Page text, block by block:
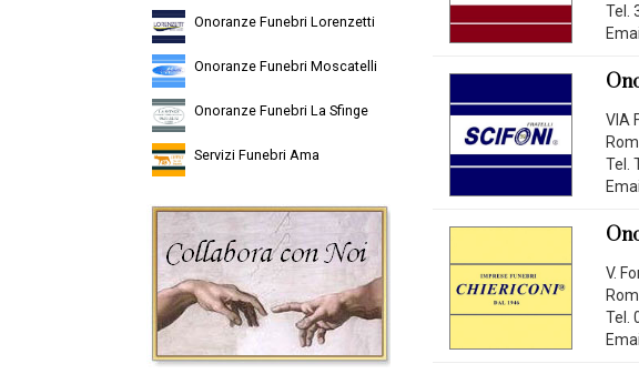
Onoranze Funebri Lorenzetti
Onoranze Funebri Moscatelli
Onoranze Funebri La Sfinge
Servizi Funebri Ama
Tel.
VIA
Tel.
V.
Tel.